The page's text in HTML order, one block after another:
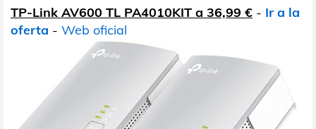
TP-Link AV600 TL PA4010KIT a 36,99 € - Ir a la
oferta - Web oficial